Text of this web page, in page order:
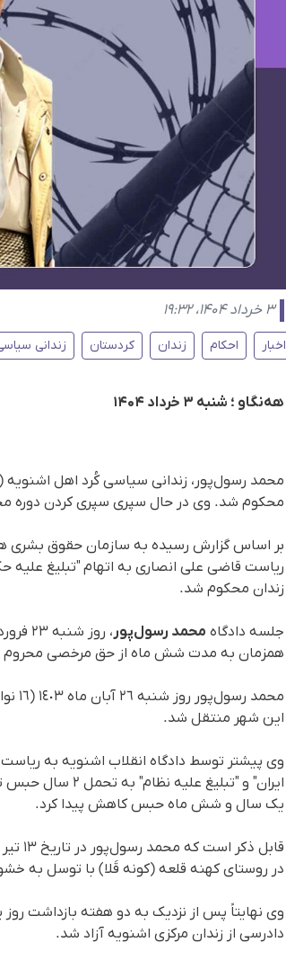
۳ خرداد ۱۴۰۴، ۱۹:۳۲
اخبار احکام زندان کردستان زندانی
هەنگاو ؛ شنبە ۳ خرداد ۱۴۰۴
محمد رسول‌پور، زندانی سیاسی کُرد اهل
محکوم شد. وی در حال سپری سپری کردن دوره
زندان محکوم شد.
جلسه دادگاه محمد رسول‌پور
همزمان به مدت شش ماه از حق مرخصی
این شهر منتقل شد.
وی پیشتر توسط دادگاه انقلاب اشنویه به
ایران" و
یک سال و شش ماه حبس کاهش پیدا کرد.
در روستای کهنه قلعه (کونه قَلا) با توسل به
دادرسی از زندان مرکزی اشنویه آزاد شد.